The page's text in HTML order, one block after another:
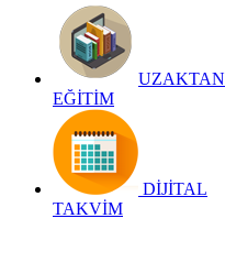
UZAKTAN
EĞİTİM
DİJİTAL
TAKVİM